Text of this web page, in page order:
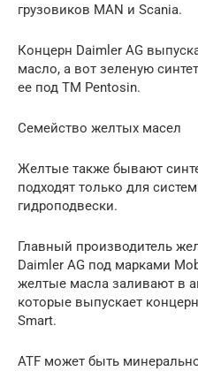
грузовиков MAN и Scania.
Концерн Daimler AG
масло, а вот зеленую
ее под ТМ Pentosin.
Семейство желтых масел
Желтые также бывают
подходят только для
гидроподвески.
Главный производитель
Daimler AG под марками
желтые масла заливают в
которые выпускает
Smart.
ATF может быть